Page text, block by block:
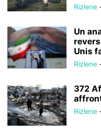
Rizlene
Un
Unis
Rizlene
372
Rizlene